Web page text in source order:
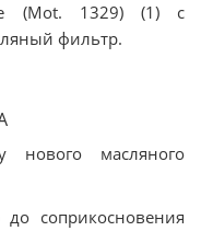
(Mot. 1329) (1) с
фильтр.
нового масляного
соприкосновения